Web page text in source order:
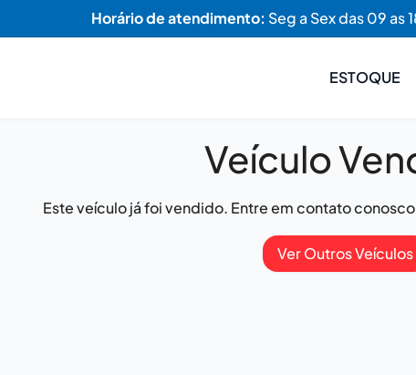
Horário de atendimento: Seg a Sex das 09 as
ESTOQUE
Veículo
Este veículo já foi vendido. Entre em contato
Ver Outros Veículos